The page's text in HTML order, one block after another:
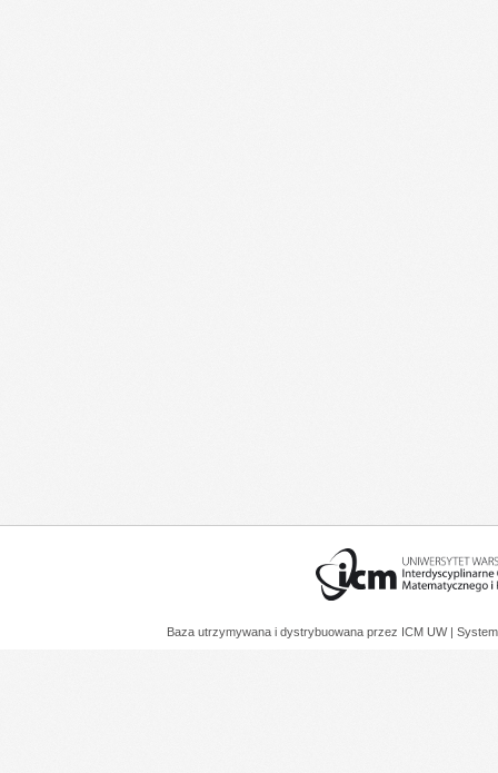
Baza utrzymywana i dystrybuowana przez ICM UW |